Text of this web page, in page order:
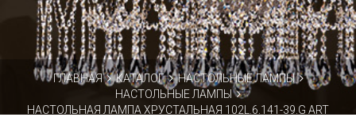
ГЛАВНАЯ КАТАЛОГ
НАСТОЛЬНЫЕ ЛАМПЫ
НАСТОЛЬНЫЕ ЛАМПЫ
НАСТОЛЬНАЯ ЛАМПА ХРУСТАЛЬНАЯ 102L.6.141-39.G ART